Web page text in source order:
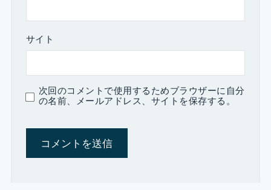
サイト
次回のコメントで使用するためブラウザーに自分
の名前、メールアドレス、サイトを保存する。